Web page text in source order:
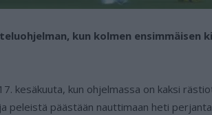
kun kolmen ensimmäisen
kesäkuuta, kun ohjelmassa on kaksi
peleistä päästään nauttimaan heti